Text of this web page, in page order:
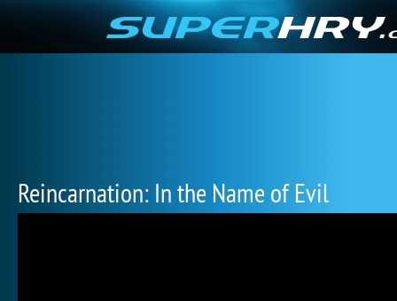
Reincarnation: In the Name of Evil